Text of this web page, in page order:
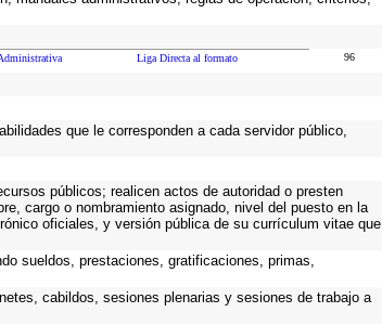
Liga Directa al formato 96
que le corresponden a cada servidor público,
públicos; realicen actos de autoridad o presten
cargo o nombramiento asignado, nivel del puesto en la
oficiales, y versión pública de su currículum vitae que
sueldos, prestaciones, gratificaciones, primas,
cabildos, sesiones plenarias y sesiones de trabajo a